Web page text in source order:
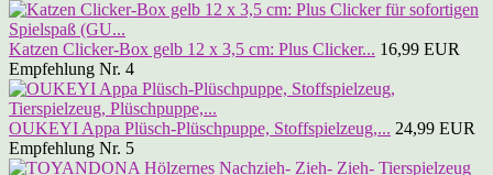
Katzen Clicker-Box gelb 12 x 3,5 cm: Plus Clicker... 16,99 EUR
Empfehlung Nr. 4
OUKEYI Appa Plüsch-Plüschpuppe, Stoffspielzeug,... 24,99 EUR
Empfehlung Nr. 5